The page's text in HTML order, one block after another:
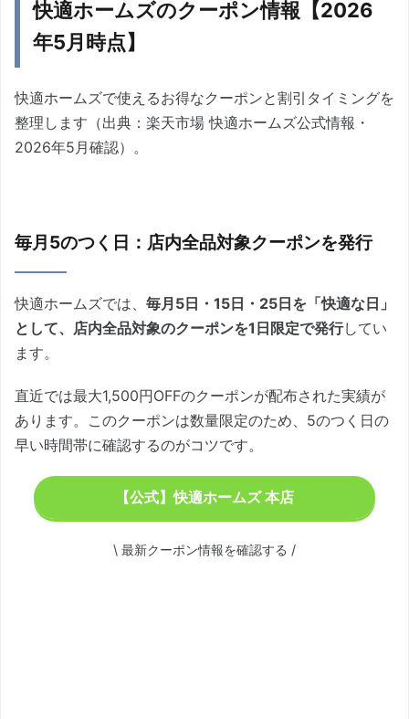
快適ホームズのクーポン情報【2026
年5月時点】
快適ホームズで使えるお得なクーポンと割引タイミングを
整理します（出典：楽天市場 快適ホームズ公式情報・
2026年5月確認）。
毎月5のつく日：店内全品対象クーポンを発行
快適ホームズでは、 毎月5日・15日・25日を「快適な日」
として、店内全品対象のクーポンを1日限定で発行してい
ます。
直近では最大1,500円OFFのクーポンが配布された実績が
あります。このクーポンは数量限定のため、5のつく日の
早い時間帯に確認するのがコツです。
【公式】快適ホームズ 本店
\ 最新クーポン情報を確認する /